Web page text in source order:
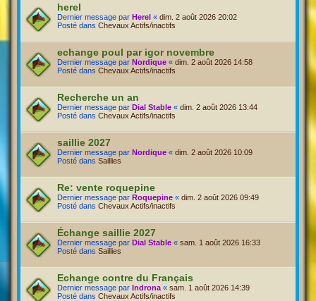
herel
Dernier message par Herel « dim. 2 août 2026 20:02
Posté dans Chevaux Actifs/inactifs
echange poul par igor novembre
Dernier message par Nordique « dim. 2 août 2026 14:58
Posté dans Chevaux Actifs/inactifs
Recherche un an
Dernier message par Dial Stable « dim. 2 août 2026 13:44
Posté dans Chevaux Actifs/inactifs
saillie 2027
Dernier message par Nordique « dim. 2 août 2026 10:09
Posté dans Saillies
Re: vente roquepine
Dernier message par Roquepine « dim. 2 août 2026 09:49
Posté dans Chevaux Actifs/inactifs
Échange saillie 2027
Dernier message par Dial Stable « sam. 1 août 2026 16:33
Posté dans Saillies
Echange contre du Français
Dernier message par Indrona « sam. 1 août 2026 14:39
Posté dans Chevaux Actifs/inactifs